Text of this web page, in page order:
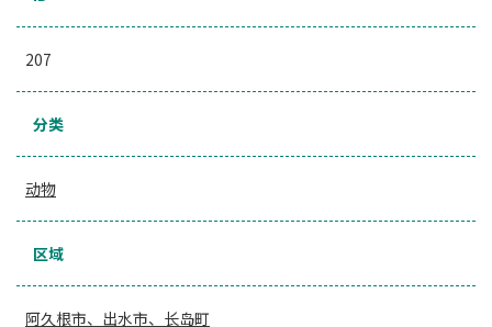
207
分类
动物
区域
阿久根市、出水市、长岛町